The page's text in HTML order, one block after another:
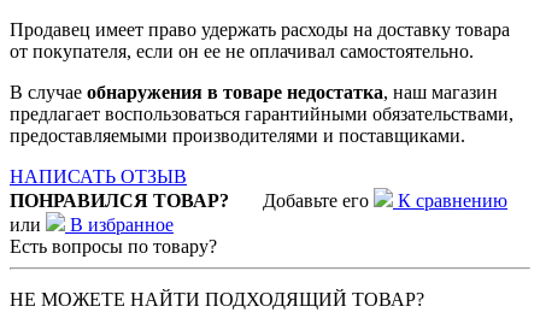
Продавец имеет право удержать расходы на доставку товара
от покупателя, если он ее не оплачивал самостоятельно.
В случае обнаружения в товаре недостатка, наш магазин
предлагает воспользоваться гарантийными обязательствами,
предоставляемыми производителями и поставщиками.
НАПИСАТЬ ОТЗЫВ
ПОНРАВИЛСЯ ТОВАР? Добавьте его
К сравнению
или
В избранное
Есть вопросы по товару?
НЕ МОЖЕТЕ НАЙТИ ПОДХОДЯЩИЙ ТОВАР?